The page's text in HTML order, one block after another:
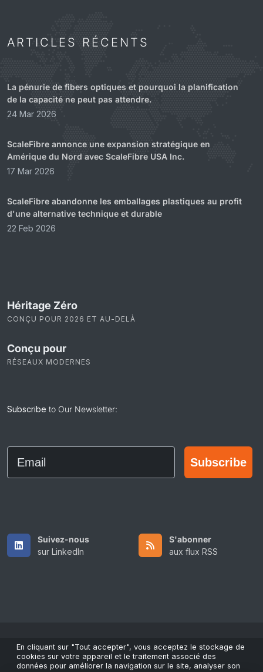
ARTICLES RÉCENTS
La pénurie de fibers optiques et pourquoi la planification
de la capacité ne peut pas attendre.
24 Mar 2026
ScaleFibre annonce une expansion stratégique en
Amérique du Nord avec ScaleFibre USA Inc.
17 Mar 2026
ScaleFibre abandonne les emballages plastiques au profit
d'une alternative technique et durable
22 Feb 2026
Héritage Zéro
CONÇU POUR 2026 ET AU-DELÀ
Conçu pour
RÉSEAUX MODERNES
Subscribe to Our Newsletter:
Email
Subscribe
Suivez-nous
sur LinkedIn
S'abonner
aux flux RSS
Copyright © 2026 All Rights Reserved by ScaleFibre USA Inc..
En cliquant sur "Tout accepter", vous acceptez le stockage de
cookies sur votre appareil et le traitement associé des
données pour améliorer la navigation sur le site, analyser son